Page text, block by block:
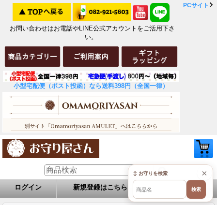
お問い合わせはお電話やLINE公式アカウントをご活用下さ
い。
小型宅配便（ポスト投函）なら送料398円（全国一律）
PCサイト
ログイン 新規登録はこちら お問い合せ
×
↕ お守りを検索
検索